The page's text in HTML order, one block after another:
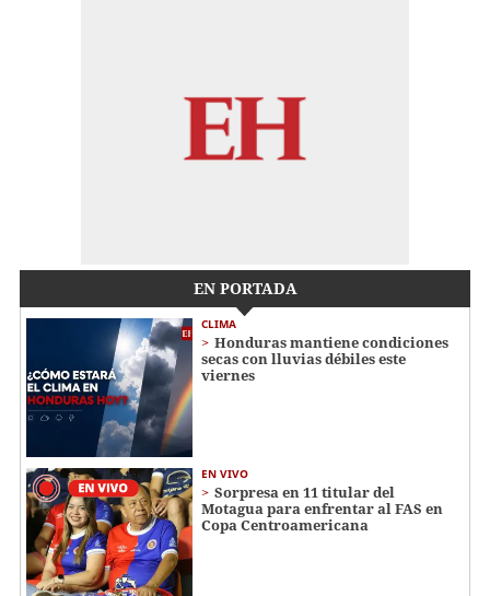
EN PORTADA
CLIMA
Honduras mantiene condiciones
secas con lluvias débiles este
viernes
EN VIVO
Sorpresa en 11 titular del
Motagua para enfrentar al FAS en
Copa Centroamericana